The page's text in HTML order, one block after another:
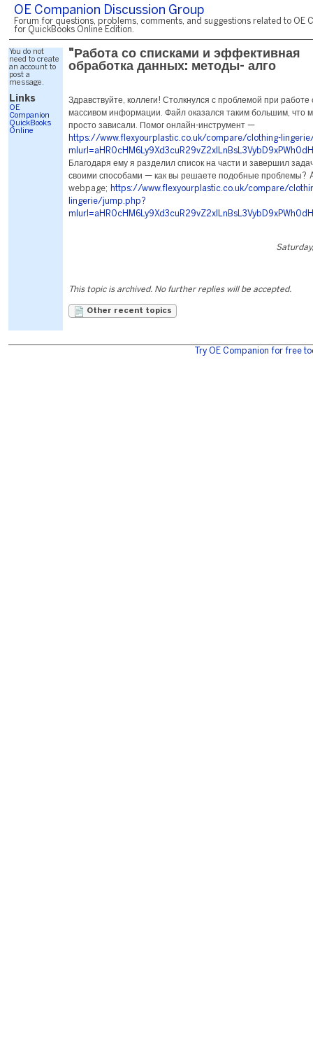
OE Companion Discussion Group
Forum for questions, problems, comments, and suggestions related to OE
for QuickBooks Online Edition.
You do not
need to create
an account to
post a
message.
Links
OE
Companion
QuickBooks
Online
"Работа со списками и эффективная
обработка данных: методы- алго
Здравствуйте, коллеги! Столкнулся с проблемой при
массивом информации. Файл оказался таким большим, что
просто зависали. Помог онлайн-инструмент —
https://www.flexyourplastic.co.uk/compare/clothing-
Благодаря ему я разделил список на части и завершил
своими способами — как вы решаете подобные проблемы?
webpage;
https://www.flexyourplastic.co.uk/compare/
lingerie/jump.php?
This topic is archived. No further replies will be accepted.
Other recent topics
Try OE Companion for free